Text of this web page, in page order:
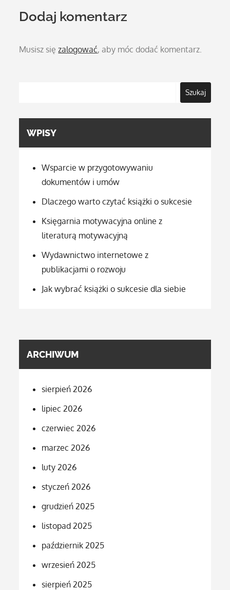
Dodaj komentarz
Musisz sięzalogować, aby móc dodać komentarz.
Szukaj
WPISY
Wsparcie w przygotowywaniu
dokumentów i umów
Dlaczego warto czytać książki o sukcesie
Księgarnia motywacyjna online z
literaturą motywacyjną
Wydawnictwo internetowe z
publikacjami o rozwoju
Jak wybrać książki o sukcesie dla siebie
ARCHIWUM
sierpień 2026
lipiec 2026
czerwiec 2026
marzec 2026
luty 2026
styczeń 2026
grudzień 2025
listopad 2025
październik 2025
wrzesień 2025
sierpień 2025